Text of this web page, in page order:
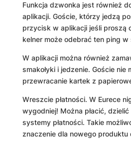
Funkcja dzwonka jest również
aplikacji. Goście, którzy jedzą
przycisk w aplikacji jeśli proszą
kelner może odebrać ten ping w
W aplikacji można również
smakołyki i jedzenie. Goście nie
przewracanie kartek z
Wreszcie płatności. W Eurece
wygodniej! Można płacić, dzielić
systemy płatności. Takie
znaczenie dla nowego produktu